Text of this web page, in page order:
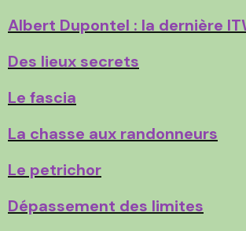
Albert Dupontel : la dernière
Des lieux secrets
Le fascia
La chasse aux randonneurs
Le petrichor
Dépassement des limites